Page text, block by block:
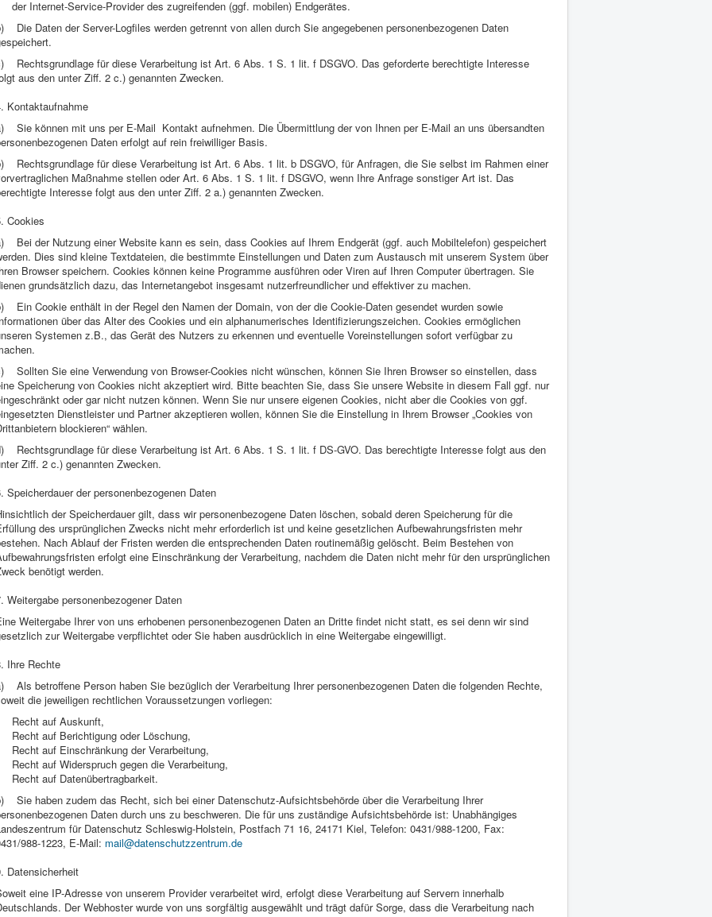
der Internet-Service-Provider des zugreifenden (ggf. mobilen) Endgerätes.
Die Daten der Server-Logfiles werden getrennt von allen durch Sie angegebenen personenbezogenen Daten
Rechtsgrundlage für diese Verarbeitung ist Art. 6 Abs. 1 S. 1 lit. f DSGVO. Das geforderte berechtigte Interesse
aus den unter Ziff. 2 c.) genannten Zwecken.
Kontaktaufnahme
Sie können mit uns per E-Mail Kontakt aufnehmen. Die Übermittlung der von Ihnen per E-Mail an uns übersandten
Daten erfolgt auf rein freiwilliger Basis.
Rechtsgrundlage für diese Verarbeitung ist Art. 6 Abs. 1 lit. b DSGVO, für Anfragen, die Sie selbst im Rahmen einer
Maßnahme stellen oder Art. 6 Abs. 1 S. 1 lit. f DSGVO, wenn Ihre Anfrage sonstiger Art ist. Das
Interesse folgt aus den unter Ziff. 2 a.) genannten Zwecken.
Cookies
Bei der Nutzung einer Website kann es sein, dass Cookies auf Ihrem Endgerät (ggf. auch Mobiltelefon) gespeichert
Dies sind kleine Textdateien, die bestimmte Einstellungen und Daten zum Austausch mit unserem System über
Browser speichern. Cookies können keine Programme ausführen oder Viren auf Ihren Computer übertragen. Sie
grundsätzlich dazu, das Internetangebot insgesamt nutzerfreundlicher und effektiver zu machen.
Ein Cookie enthält in der Regel den Namen der Domain, von der die Cookie-Daten gesendet wurden sowie
über das Alter des Cookies und ein alphanumerisches Identifizierungszeichen. Cookies ermöglichen
Systemen z.B., das Gerät des Nutzers zu erkennen und eventuelle Voreinstellungen sofort verfügbar zu
Sollten Sie eine Verwendung von Browser-Cookies nicht wünschen, können Sie Ihren Browser so einstellen, dass
Speicherung von Cookies nicht akzeptiert wird. Bitte beachten Sie, dass Sie unsere Website in diesem Fall ggf. nur
oder gar nicht nutzen können. Wenn Sie nur unsere eigenen Cookies, nicht aber die Cookies von ggf.
Dienstleister und Partner akzeptieren wollen, können Sie die Einstellung in Ihrem Browser „Cookies von
blockieren“ wählen.
Rechtsgrundlage für diese Verarbeitung ist Art. 6 Abs. 1 S. 1 lit. f DS-GVO. Das berechtigte Interesse folgt aus den
Ziff. 2 c.) genannten Zwecken.
Speicherdauer der personenbezogenen Daten
der Speicherdauer gilt, dass wir personenbezogene Daten löschen, sobald deren Speicherung für die
des ursprünglichen Zwecks nicht mehr erforderlich ist und keine gesetzlichen Aufbewahrungsfristen mehr
Nach Ablauf der Fristen werden die entsprechenden Daten routinemäßig gelöscht. Beim Bestehen von
erfolgt eine Einschränkung der Verarbeitung, nachdem die Daten nicht mehr für den ursprünglichen
benötigt werden.
Weitergabe personenbezogener Daten
Weitergabe Ihrer von uns erhobenen personenbezogenen Daten an Dritte findet nicht statt, es sei denn wir sind
zur Weitergabe verpflichtet oder Sie haben ausdrücklich in eine Weitergabe eingewilligt.
Ihre Rechte
Als betroffene Person haben Sie bezüglich der Verarbeitung Ihrer personenbezogenen Daten die folgenden Rechte,
die jeweiligen rechtlichen Voraussetzungen vorliegen:
Recht auf Auskunft,
Recht auf Berichtigung oder Löschung,
Recht auf Einschränkung der Verarbeitung,
Recht auf Widerspruch gegen die Verarbeitung,
Recht auf Datenübertragbarkeit.
Sie haben zudem das Recht, sich bei einer Datenschutz-Aufsichtsbehörde über die Verarbeitung Ihrer
Daten durch uns zu beschweren. Die für uns zuständige Aufsichtsbehörde ist: Unabhängiges
für Datenschutz Schleswig-Holstein, Postfach 71 16, 24171 Kiel, Telefon: 0431/988-1200, Fax:
988-1223, E-Mail: mail@datenschutzzentrum.de
Datensicherheit
eine IP-Adresse von unserem Provider verarbeitet wird, erfolgt diese Verarbeitung auf Servern innerhalb
Der Webhoster wurde von uns sorgfältig ausgewählt und trägt dafür Sorge, dass die Verarbeitung nach